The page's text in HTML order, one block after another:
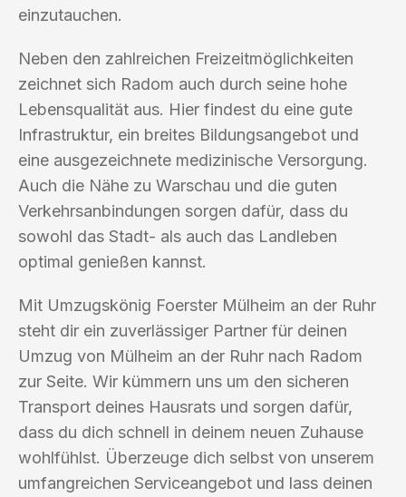
einzutauchen.
Neben den zahlreichen Freizeitmöglichkeiten
zeichnet sich Radom auch durch seine hohe
Lebensqualität aus. Hier findest du eine gute
Infrastruktur, ein breites Bildungsangebot und
eine ausgezeichnete medizinische Versorgung.
Auch die Nähe zu Warschau und die guten
Verkehrsanbindungen sorgen dafür, dass du
sowohl das Stadt- als auch das Landleben
optimal genießen kannst.
Mit Umzugskönig Foerster Mülheim an der Ruhr
steht dir ein zuverlässiger Partner für deinen
Umzug von Mülheim an der Ruhr nach Radom
zur Seite. Wir kümmern uns um den sicheren
Transport deines Hausrats und sorgen dafür,
dass du dich schnell in deinem neuen Zuhause
wohlfühlst. Überzeuge dich selbst von unserem
umfangreichen Serviceangebot und lass deinen